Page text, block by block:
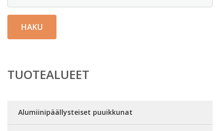
HAKU
TUOTEALUEET
Alumiinipäällysteiset puuikkunat